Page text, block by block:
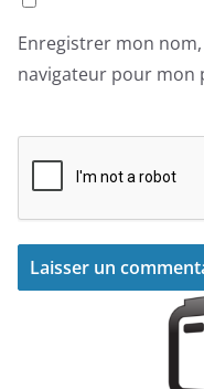
Enregistrer mon
navigateur pour mon